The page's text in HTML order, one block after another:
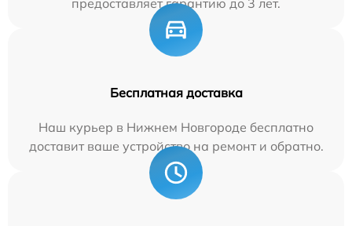
Бесплатная доставка
Наш курьер в Нижнем Новгороде бесплатно
доставит ваше устройство на ремонт и обратно.